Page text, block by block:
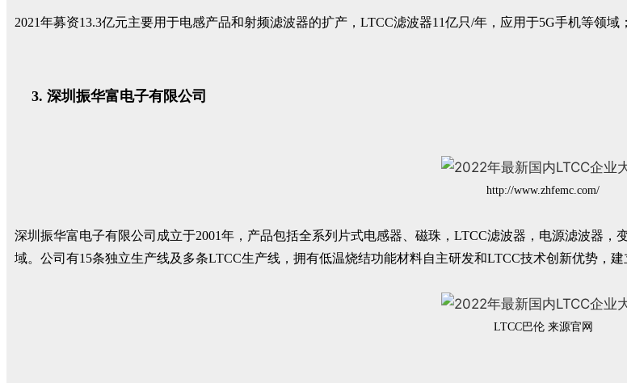
2021年募资13.3亿元主要用于电感产品和射频滤波器的扩产，LTCC滤波器11亿只/年，应用于5G手机等领
深圳振华富电子有限公司
http://www.zhfemc.com/
深圳振华富电子有限公司成立于2001年，产品包括全系列片式电感器、磁珠，LTCC滤波器，电源滤波器
域。公司有15条独立生产线及多条LTCC生产线，拥有低温烧结功能材料自主研发和LTCC技术创新优势，
LTCC巴伦 来源官网